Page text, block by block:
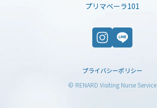
プリマベーラ101
プライバシーポリシー
©︎ RENARD Visiting Nurse Service